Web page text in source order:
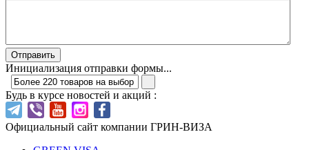
Отправить
Инициализация отправки формы...
Будь в курсе новостей и акций :
Официальный сайт компании ГРИН-ВИЗА